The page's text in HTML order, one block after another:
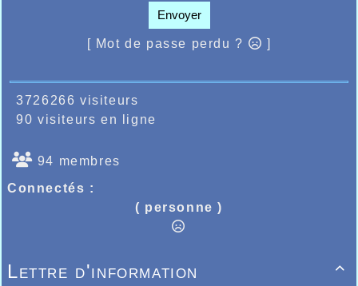
Envoyer
[ Mot de passe perdu ? ]
3726266 visiteurs
90 visiteurs en ligne
94 membres
Connectés :
( personne )

Lettre d'information